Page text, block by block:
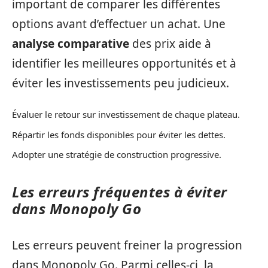
important de comparer les différentes
options avant d’effectuer un achat. Une
analyse comparative des prix aide à
identifier les meilleures opportunités et à
éviter les investissements peu judicieux.
Évaluer le retour sur investissement de chaque plateau.
Répartir les fonds disponibles pour éviter les dettes.
Adopter une stratégie de construction progressive.
Les erreurs fréquentes à éviter
dans Monopoly Go
Les erreurs peuvent freiner la progression
dans Monopoly Go. Parmi celles-ci, la